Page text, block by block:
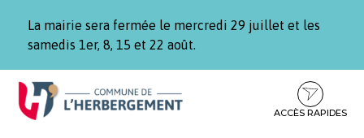
La mairie sera fermée le mercredi 29 juillet et les
samedis 1er, 8, 15 et 22 août.
Aller
Aller
contenu
Aller
pied
ACCÈS RAPIDES